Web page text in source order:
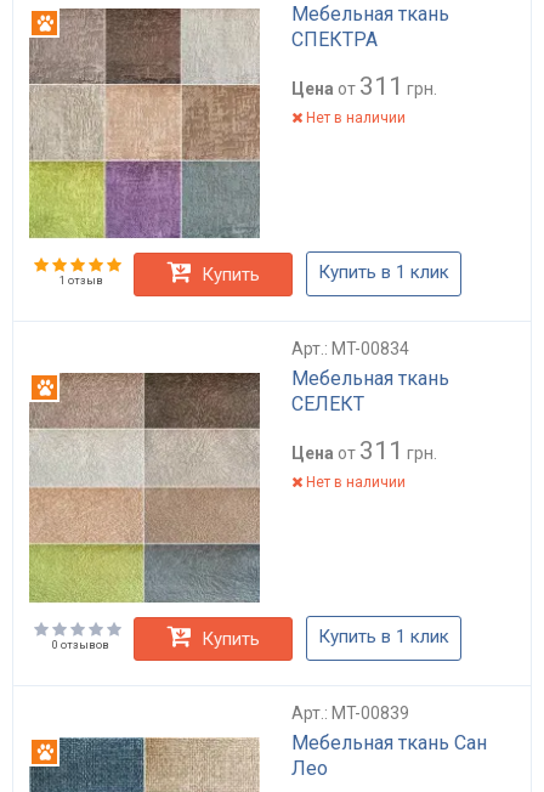
Мебельная ткань
СПЕКТРА
Антикоготь
Цена от 311 грн.
Нет в наличии
1 отзыв Купить Купить в 1 клик
Арт.: MT-00834
Мебельная ткань
СЕЛЕКТ
Антикоготь
Цена от 311 грн.
Нет в наличии
0 отзывов Купить Купить в 1 клик
Арт.: MT-00839
Мебельная ткань Сан
Лео
Антикоготь